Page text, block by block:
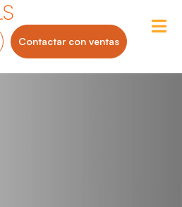
Contactar con ventas